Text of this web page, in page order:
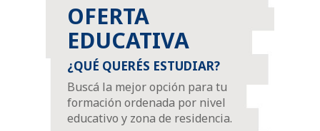
OFERTA
EDUCATIVA
¿QUÉ QUERÉS ESTUDIAR?
Buscá la mejor opción para tu
formación ordenada por nivel
educativo y zona de residencia.